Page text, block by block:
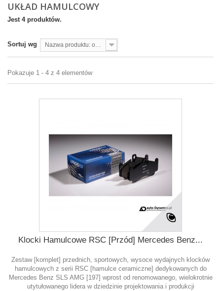
UKŁAD HAMULCOWY
Jest 4 produktów.
Sortuj wg Nazwa produktu: od A do Z
Pokazuje 1 - 4 z 4 elementów
Klocki Hamulcowe RSC [Przód] Mercedes Benz...
Zestaw [komplet] przednich, sportowych, wysoce wydajnych klocków
hamulcowych z serii RSC [hamulce ceramiczne] dedykowanych do
Mercedes Benz SLS AMG [197] wprost od renomowanego, wielokrotnie
utytułowanego lidera w dziedzinie projektowania i produkcji